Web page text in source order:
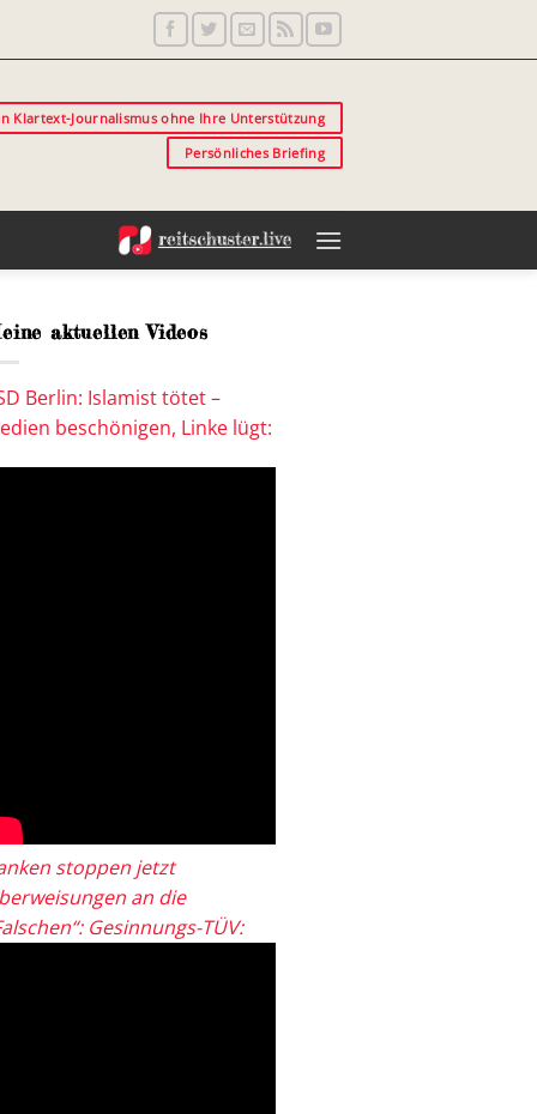
Klartext-Journalismus ohne Ihre Unterstützung
Persönliches Briefing
aktuellen Videos
Berlin: Islamist tötet –
beschönigen, Linke lügt:
stoppen jetzt
an die
Gesinnungs-TÜV: